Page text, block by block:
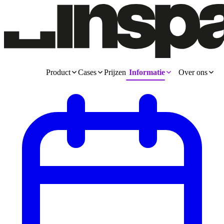
Product Cases Prijzen Informatie Over ons